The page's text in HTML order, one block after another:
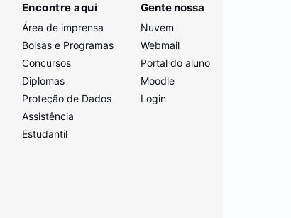
Encontre aqui
Área de imprensa
Bolsas e Programas
Concursos
Diplomas
Proteção de Dados
Assistência
Estudantil
Gente nossa
Nuvem
Webmail
Portal do aluno
Moodle
Login